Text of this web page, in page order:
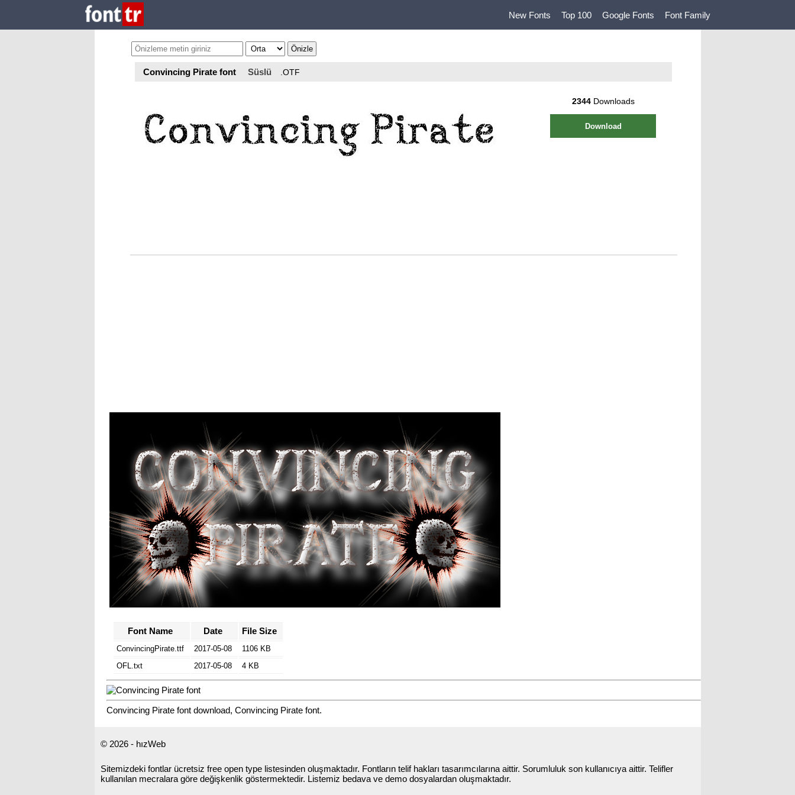
New Fonts Top 100 Google Fonts Font Family
Convincing Pirate font Süslü .OTF
2344Downloads
Download
Font Name Date File Size
ConvincingPirate.ttf 2017-05-08
1106 KB
OFL.txt
2017-05-08 4 KB
Convincing Pirate font download, Convincing Pirate font.
© 2026 - hızWeb
Sitemizdeki fontlar ücretsiz free open type listesinden oluşmaktadır. Fontların telif hakları tasarımcılarına aittir. Sorumluluk son kullanıcıya aittir. Telifler
kullanılan mecralara göre değişkenlik göstermektedir. Listemiz bedava ve demo dosyalardan oluşmaktadır.